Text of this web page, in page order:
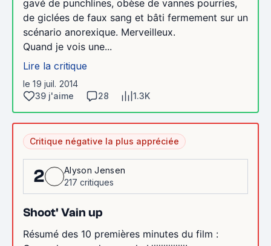
gavé de punchlines, obèse de vannes pourries,
de giclées de faux sang et bâti fermement sur un
scénario anorexique. Merveilleux.
Quand je vois une...
Lire la critique
le 19 juil. 2014
39 j'aime
28 1.3K
Critique négative la plus appréciée
2
Alyson Jensen
217 critiques
Shoot' Vain up
Résumé des 10 premières minutes du film :